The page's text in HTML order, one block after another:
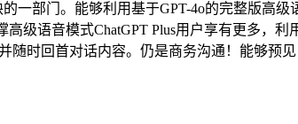
一部门。能够利用基于GPT-4o的完整版高
级语音模式ChatGPT Plus用户享有更多，
时回首对话内容。仍是商务沟通！能够预